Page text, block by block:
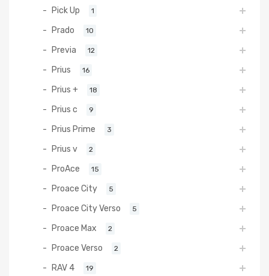
Pick Up 1
Prado 10
Previa 12
Prius 16
Prius + 18
Prius c 9
Prius Prime 3
Prius v 2
ProAce 15
Proace City 5
Proace City Verso 5
Proace Max 2
Proace Verso 2
RAV 4 19